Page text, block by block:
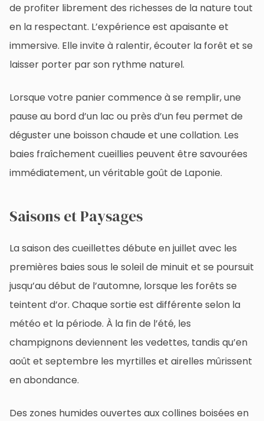
de profiter librement des richesses de la nature tout
en la respectant. L’expérience est apaisante et
immersive. Elle invite à ralentir, écouter la forêt et se
laisser porter par son rythme naturel.
Lorsque votre panier commence à se remplir, une
pause au bord d’un lac ou près d’un feu permet de
déguster une boisson chaude et une collation. Les
baies fraîchement cueillies peuvent être savourées
immédiatement, un véritable goût de Laponie.
Saisons et Paysages
La saison des cueillettes débute en juillet avec les
premières baies sous le soleil de minuit et se poursuit
jusqu’au début de l’automne, lorsque les forêts se
teintent d’or. Chaque sortie est différente selon la
météo et la période. À la fin de l’été, les
champignons deviennent les vedettes, tandis qu’en
août et septembre les myrtilles et airelles mûrissent
en abondance.
Des zones humides ouvertes aux collines boisées en